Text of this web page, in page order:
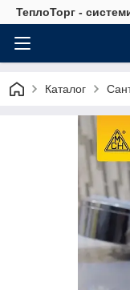
ТеплоТорг -
Каталог